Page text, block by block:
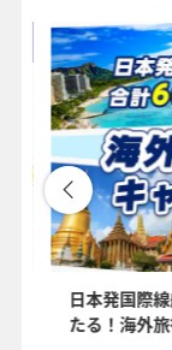
・表示金額は選択
す。
・表示金額と空席
ンより最新の空席
・「＊」は現在金
結果画面にて最新
・表示金額には、
他の各種税金、料
動する可能性があ
日本発国際
たる！海外